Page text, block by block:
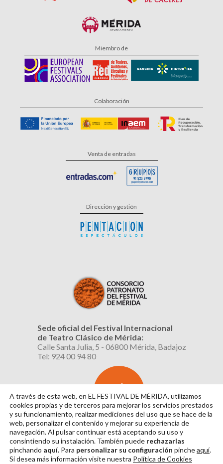
Miembro de
Colaboración
Venta de entradas
Dirección y gestión
Sede oficial del Festival Internacional
de Teatro Clásico de Mérida:
Calle Santa Julia, 5 - 06800 Mérida, Badajoz
Tel: 924 00 94 80
SUSCRÍBETE
AL BOLETÍN
A través de esta web, en EL FESTIVAL DE MÉRIDA, utilizamos
cookies propias y de terceros para mejorar los servicios prestados
y su funcionamiento, realizar mediciones del uso que se hace de la
web, personalizar el contenido y mejorar su experiencia de
navegación. Al pulsar continuarestá aceptando su uso y
consintiendo su instalación. También puede rechazarlas
pinchando aquí. Para personalizar su configuración pincheaquí.
Si desea más información visite nuestra Política de Cookies